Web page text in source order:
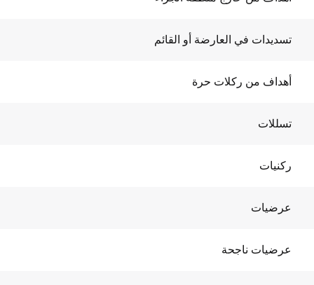
تسديدات في العارضة أو القائم
أهداف من ركلات حرة
تسللات
ركنيات
عرضيات
عرضيات ناجحة